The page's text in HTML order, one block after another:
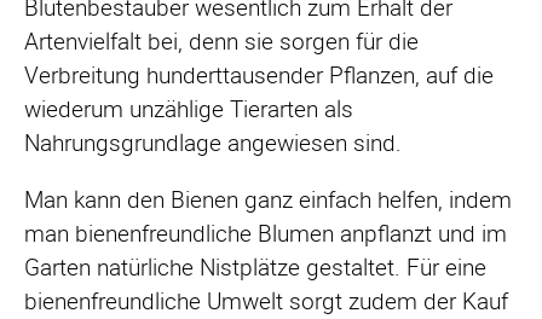
Blütenbestäuber wesentlich zum Erhalt der
Artenvielfalt bei, denn sie sorgen für die
Verbreitung hunderttausender Pflanzen, auf die
wiederum unzählige Tierarten als
Nahrungsgrundlage angewiesen sind.
Man kann den Bienen ganz einfach helfen, indem
man bienenfreundliche Blumen anpflanzt und im
Garten natürliche Nistplätze gestaltet. Für eine
bienenfreundliche Umwelt sorgt zudem der Kauf